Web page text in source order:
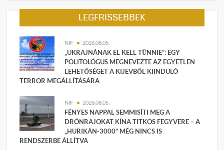
LEGFRISSEBBEK
NIF 2026.08.05.
„UKRAJNÁNAK EL KELL TŰNNIE”: EGY
POLITOLÓGUS MEGNEVEZTE AZ EGYETLEN
LEHETŐSÉGET A KIJEVBŐL KIINDULÓ
TERROR MEGÁLLÍTÁSÁRA
NIF 2026.08.05.
FÉNYES NAPPAL SEMMISÍTI MEG A
DRÓNRAJOKAT KÍNA TITKOS FEGYVERE – A
„HURIKÁN-3000” MÉG NINCS IS
RENDSZERBE ÁLLÍTVA